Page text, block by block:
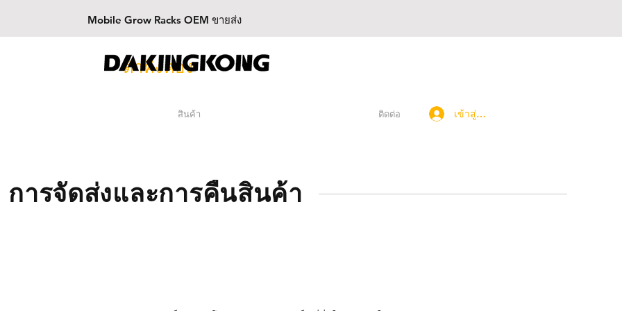
Mobile Grow Racks OEM ขายส่ง
ต้าคิงคอง
สินค้า ติดต่อ เข้าสู่ระบบ
ารจัดส่งและการคืนสินค้า